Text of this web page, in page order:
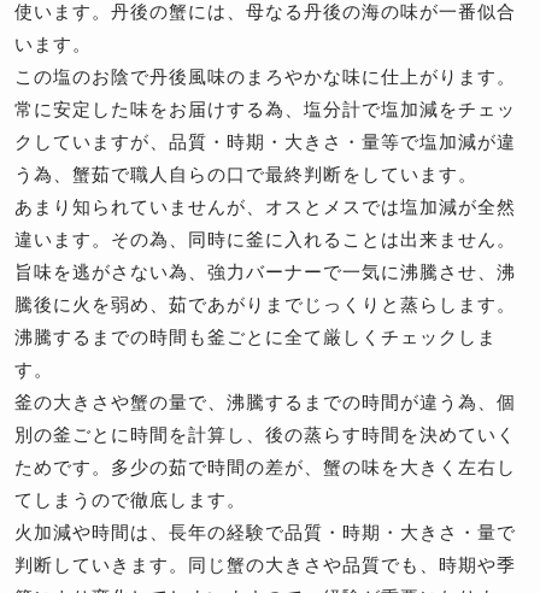
使います。丹後の蟹には、母なる丹後の海の味が一番似合
います。
この塩のお陰で丹後風味のまろやかな味に仕上がります。
常に安定した味をお届けする為、塩分計で塩加減をチェッ
クしていますが、品質・時期・大きさ・量等で塩加減が違
う為、蟹茹で職人自らの口で最終判断をしています。
あまり知られていませんが、オスとメスでは塩加減が全然
違います。その為、同時に釜に入れることは出来ません。
旨味を逃がさない為、強力バーナーで一気に沸騰させ、沸
騰後に火を弱め、茹であがりまでじっくりと蒸らします。
沸騰するまでの時間も釜ごとに全て厳しくチェックしま
す。
釜の大きさや蟹の量で、沸騰するまでの時間が違う為、個
別の釜ごとに時間を計算し、後の蒸らす時間を決めていく
ためです。多少の茹で時間の差が、蟹の味を大きく左右し
てしまうので徹底します。
火加減や時間は、長年の経験で品質・時期・大きさ・量で
判断していきます。同じ蟹の大きさや品質でも、時期や季